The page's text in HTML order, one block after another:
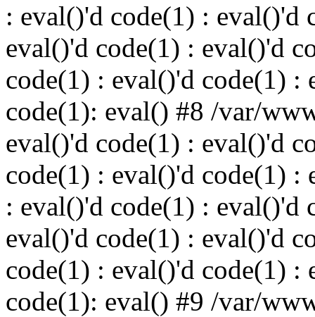
: eval()'d code(1) : eval()'d
eval()'d code(1) : eval()'d
code(1) : eval()'d code(1) :
code(1): eval() #8 /var/
eval()'d code(1) : eval()'d
code(1) : eval()'d code(1) :
: eval()'d code(1) : eval()'d
eval()'d code(1) : eval()'d
code(1) : eval()'d code(1) :
code(1): eval() #9 /var/